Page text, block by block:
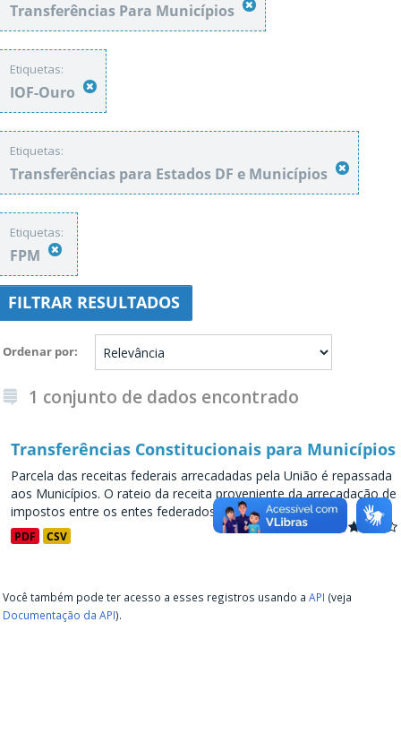
Transferências Para Municípios
Etiquetas:
IOF-Ouro
Etiquetas:
Transferências para Estados DF e Municípios
Etiquetas:
FPM
FILTRAR RESULTADOS
Ordenar por
1 conjunto de dados encontrado
Transferências Constitucionais para Municípios
Parcela das receitas federais arrecadadas pela União é repassada
aos Municípios. O rateio da receita proveniente da arrecadação de
impostos entre os entes federados representa...
PDF CSV
Você também pode ter acesso a esses registros usando a API (veja
Documentação da API).